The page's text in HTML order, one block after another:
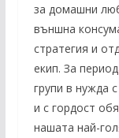
за домашни
външна
стратегия и
екип. За
групи в нужда
и с гордост
нашата най-